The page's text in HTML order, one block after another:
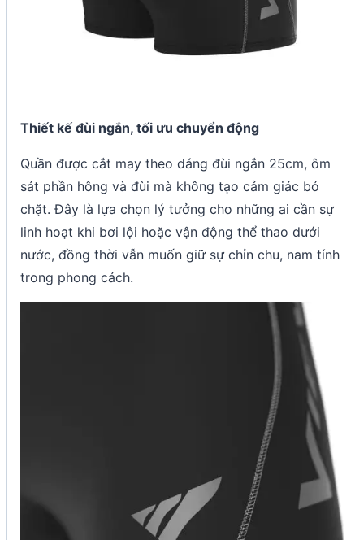
Thiết kế đùi ngắn, tối ưu chuyển động
Quần được cắt may theo dáng đùi ngắn 25cm, ôm
sát phần hông và đùi mà không tạo cảm giác bó
chặt. Đây là lựa chọn lý tưởng cho những ai cần sự
linh hoạt khi bơi lội hoặc vận động thể thao dưới
nước, đồng thời vẫn muốn giữ sự chỉn chu, nam tính
trong phong cách.